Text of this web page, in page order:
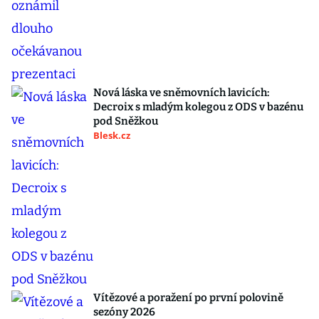
Nová láska ve sněmovních lavicích:
Decroix s mladým kolegou z ODS v bazénu
pod Sněžkou
Blesk.cz
Vítězové a poražení po první polovině
sezóny 2026